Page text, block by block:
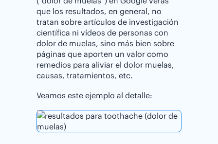
que los resultados, en general, no
tratan sobre artículos de investigación
científica ni vídeos de personas con
dolor de muelas, sino más bien sobre
páginas que aporten un valor como
remedios para aliviar el dolor muelas,
causas, tratamientos, etc.
Veamos este ejemplo al detalle: